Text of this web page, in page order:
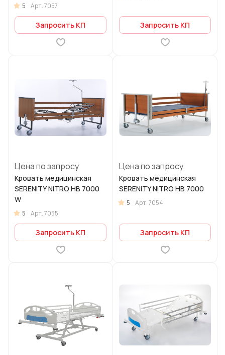
5 Арт.7057
Запросить КП Запросить КП
Цена по запросу
Кровать медицинская
SERENITY NITRO HB 7000
W
5 Арт.7055
Запросить КП
Цена по запросу
Кровать медицинская
SERENITY NITRO HB 7000
5 Арт.7054
Запросить КП